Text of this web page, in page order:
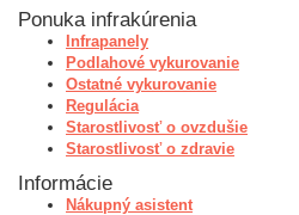
Ponuka infrakúrenia
Infrapanely
Podlahové vykurovanie
Ostatné vykurovanie
Regulácia
Starostlivosť o ovzdušie
Starostlivosť o zdravie
Informácie
Nákupný asistent